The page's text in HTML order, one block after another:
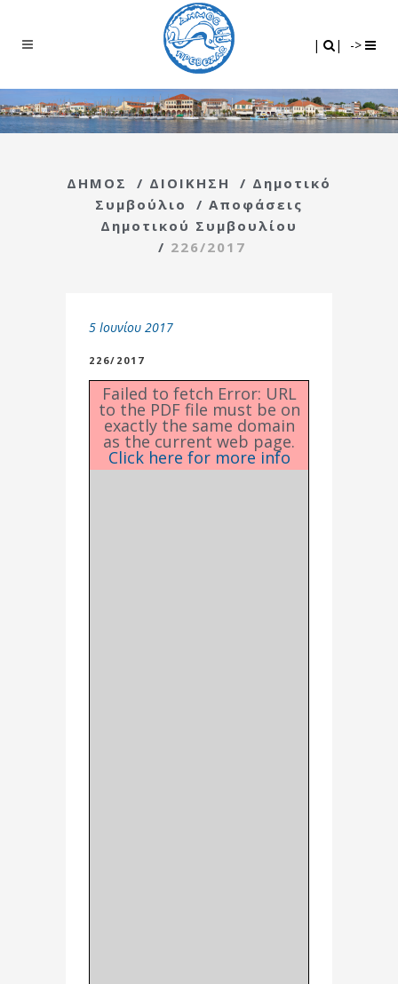
| | ->
ΔΗΜΟΣ / ΔΙΟΙΚΗΣΗ / Δημοτικό
Συμβούλιο
/ Αποφάσεις
Δημοτικού Συμβουλίου
/ 226/2017
5 Ιουνίου 2017
226/2017
Failed to fetch Error: URL
to the PDF file must be on
exactly the same domain
as the current web page.
Click here for more info